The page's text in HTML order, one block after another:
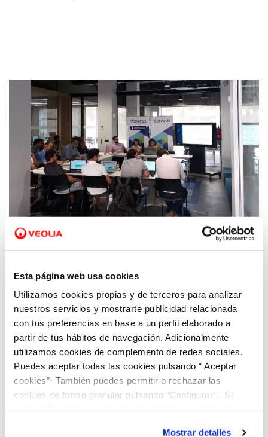
Esta página web usa cookies
Utilizamos cookies propias y de terceros para analizar
nuestros servicios y mostrarte publicidad relacionada
con tus preferencias en base a un perfil elaborado a
partir de tus hábitos de navegación. Adicionalmente
utilizamos cookies de complemento de redes sociales.
Puedes aceptar todas las cookies pulsando “ Aceptar
cookies”· También puedes permitir o rechazar las
cookies de forma granular pulsando “Configurar”. Si
Mostrar detalles
29 JUN 2022
en la mayor competición de ecoideas del
mundo